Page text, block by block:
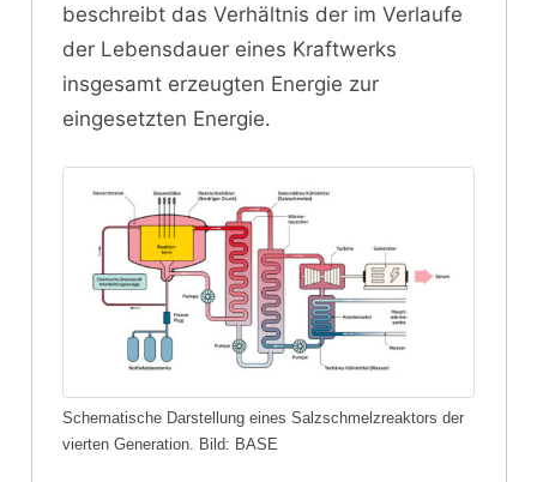
beschreibt das Verhältnis der im Verlaufe
der Lebensdauer eines Kraftwerks
insgesamt erzeugten Energie zur
eingesetzten Energie.
Schematische Darstellung eines Salzschmelzreaktors der
vierten Generation. Bild: BASE